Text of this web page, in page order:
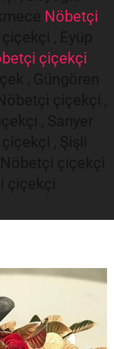
Nöbetçi
çiçekçi